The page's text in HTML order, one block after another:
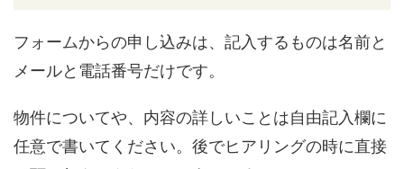
フォームからの申し込みは、記入するものは名前と
メールと電話番号だけです。
物件についてや、内容の詳しいことは自由記入欄に
任意で書いてください。後でヒアリングの時に直接